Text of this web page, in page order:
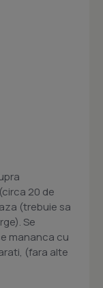
20 de
(trebuie sa
Se
mananca cu
(fara alte